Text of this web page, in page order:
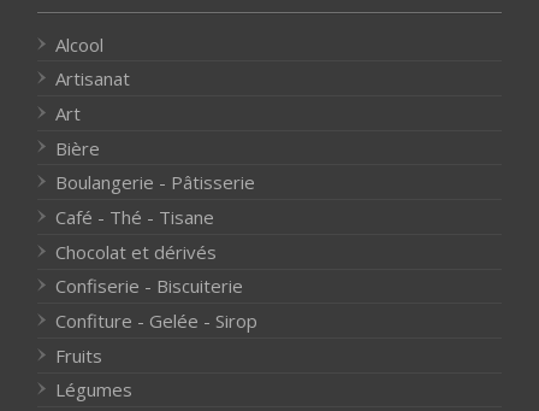
Alcool
Artisanat
Art
Bière
Boulangerie - Pâtisserie
Café - Thé - Tisane
Chocolat et dérivés
Confiserie - Biscuiterie
Confiture - Gelée - Sirop
Fruits
Légumes